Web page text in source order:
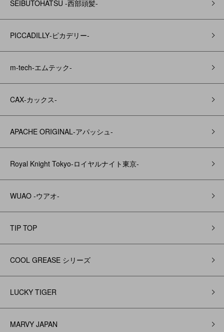
SEIBUTOHATSU -西部頭髪‐
PICCADILLY‐ピカデリー‐
m-tech-エムテック-
CAX‐カックス‐
APACHE ORIGINAL‐アパッシュ‐
Royal Knight Tokyo-ロイヤルナイト東京-
WUAO -ウアオ-
TIP TOP
COOL GREASE シリーズ
LUCKY TIGER
MARVY JAPAN